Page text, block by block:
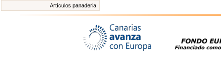
Artículos panaderia